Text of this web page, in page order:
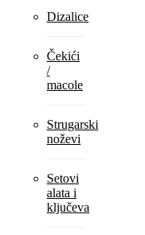
Dizalice
Čekići
/
macole
Strugarski
noževi
Setovi
alata i
ključeva